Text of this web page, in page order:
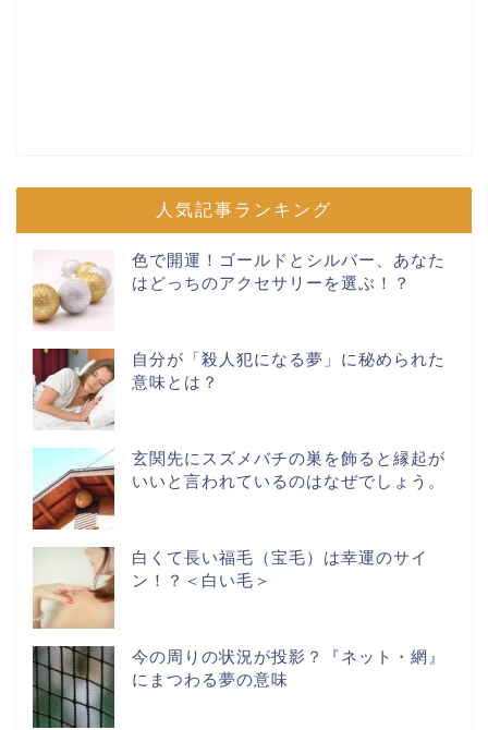
人気記事ランキング
色で開運！ゴールドとシルバー、あなた
はどっちのアクセサリーを選ぶ！？
自分が「殺人犯になる夢」に秘められた
意味とは？
玄関先にスズメバチの巣を飾ると縁起が
いいと言われているのはなぜでしょう。
白くて長い福毛（宝毛）は幸運のサイ
ン！？＜白い毛＞
今の周りの状況が投影？『ネット・網』
にまつわる夢の意味